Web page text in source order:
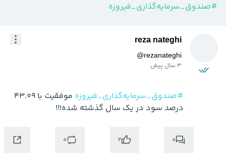
#صندوق_سرمایه‌گذاری_فیروزه
reza nateghi
@rezanateghi
3 سال پیش
#صندوق_سرمایه‌گذاری_فیروزه
درصد سود در یک سال گذشته شده!!!
0
2
0